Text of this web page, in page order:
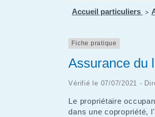
Accueil particuliers >
Fiche pratique
Assurance du
Vérifié le 07/07/2021 -
Le propriétaire
dans une copropriété,